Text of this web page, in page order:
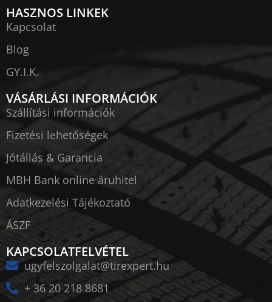
HASZNOS LINKEK
Kapcsolat
Blog
GY.I.K.
VÁSÁRLÁSI INFORMÁCIÓK
Szállítási információk
Fizetési lehetőségek
Jótállás & Garancia
MBH Bank online áruhitel
Adatkezelési Tájékoztató
ÁSZF
KAPCSOLATFELVÉTEL
ugyfelszolgalat@tirexpert.hu
+ 36 20 218 8681